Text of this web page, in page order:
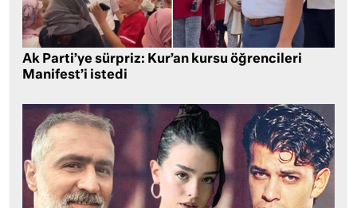
Ak Parti’ye sürpriz: Kur’an kursu öğrencileri
Manifest’i istedi